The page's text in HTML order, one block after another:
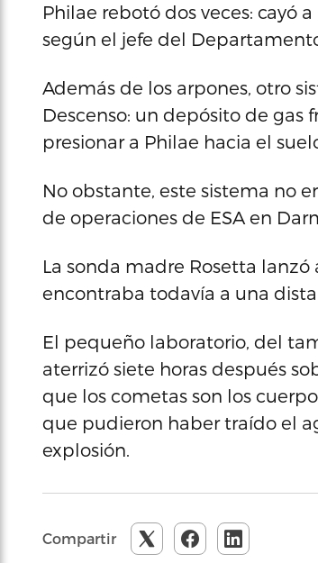
Philae rebotó dos veces: cayó
según el jefe del
Además de los arpones, otro
Descenso: un depósito de gas
presionar a Philae hacia el
No obstante, este sistema no
de operaciones de ESA en
La sonda madre Rosetta
encontraba todavía a una
El pequeño laboratorio, del
aterrizó siete horas después
que los cometas son los
que pudieron haber traído el
explosión.
Compartir